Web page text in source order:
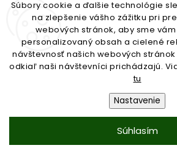
Súbory cookie a ďalšie technológie
na zlepšenie vášho zážitku pri
webových stránok, aby sme
personalizovaný obsah a cielené
návštevnosť našich webových
odkiaľ naši návštevníci prichádzajú.
tu
Nastavenie
Súhlasím
Do košíka